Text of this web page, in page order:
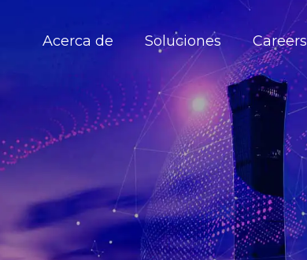
Acerca de Soluciones Careers